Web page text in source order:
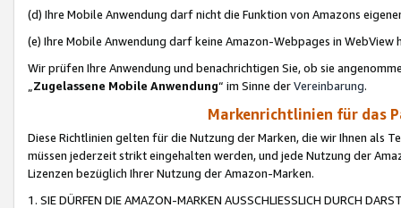
(d) Ihre Mobile Anwendung darf nicht die Funktion von Amazons
(e) Ihre Mobile Anwendung darf keine Amazon-Webpages in WebView
Wir prüfen Ihre Anwendung und benachrichtigen Sie, ob sie
„Zugelassene Mobile Anwendung“ im Sinne derVereinbarung.
Markenrichtlinien für das
Diese Richtlinien gelten für die Nutzung der Marken, die wir Ihnen als
müssen jederzeit strikt eingehalten werden, und jede Nutzung der
Lizenzen bezüglich Ihrer Nutzung der Amazon-Marken.
1. SIE DÜRFEN DIE AMAZON-MARKEN AUSSCHLIESSLICH DURCH